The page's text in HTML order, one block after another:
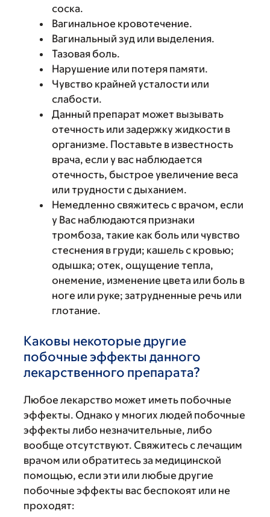
соска.
Вагинальное кровотечение.
Вагинальный зуд или выделения.
Тазовая боль.
Нарушение или потеря памяти.
Чувство крайней усталости или
слабости.
Данный препарат может вызывать
отечность или задержку жидкости в
организме. Поставьте в известность
врача, если у вас наблюдается
отечность, быстрое увеличение веса
или трудности с дыханием.
Немедленно свяжитесь с врачом, если
у Вас наблюдаются признаки
тромбоза, такие как боль или чувство
стеснения в груди; кашель с кровью;
одышка; отек, ощущение тепла,
онемение, изменение цвета или боль в
ноге или руке; затрудненные речь или
глотание.
Каковы некоторые другие
побочные эффекты данного
лекарственного препарата?
Любое лекарство может иметь побочные
эффекты. Однако у многих людей побочные
эффекты либо незначительные, либо
вообще отсутствуют. Свяжитесь с лечащим
врачом или обратитесь за медицинской
помощью, если эти или любые другие
побочные эффекты вас беспокоят или не
проходят: